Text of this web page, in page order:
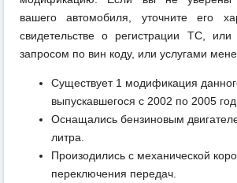
вашего автомобиля, уточните его
свидетельстве о регистрации ТС, или
запросом по вин коду, или услугами
Существует 1 модификация
выпускавшегося с 2002 по 2005
Оснащались бензиновым
литра.
Произодились с механической
переключения передач.